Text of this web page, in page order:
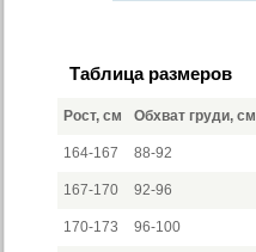
Таблица размеров
Рост, см Обхват груди, см
164-167 88-92
167-170 92-96
170-173 96-100